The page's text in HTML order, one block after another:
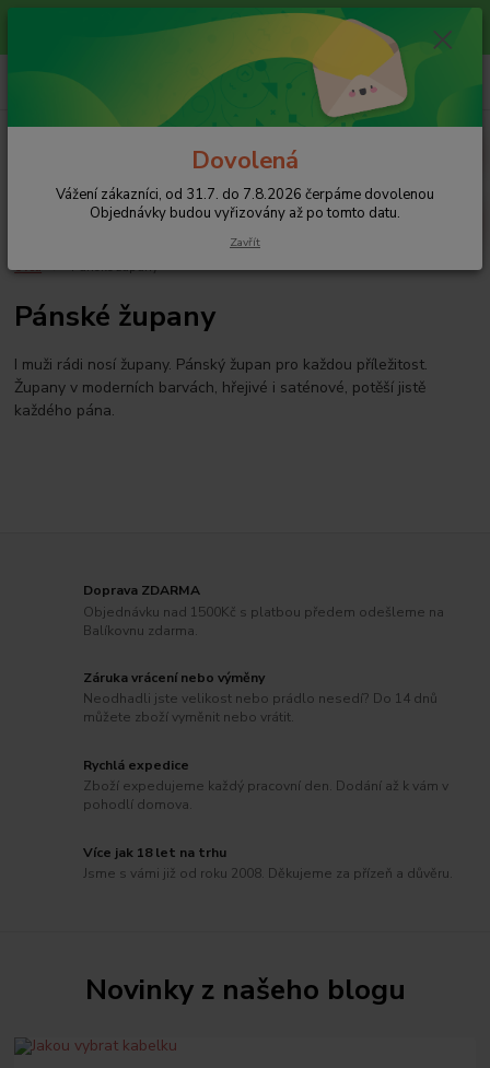
Vážení zákazníci, od 31.7. do 7.8.2026 čerpáme dovolenou
Objednávky budou vyřizovány až po tomto datu.
+420 608 754 282
pište email, pokud nezvedám tel.
Úvod Pánské župany
Pánské župany
I muži rádi nosí župany. Pánský župan pro každou příležitost.
Župany v moderních barvách, hřejivé i saténové, potěší jistě
každého pána.
Doprava ZDARMA
Objednávku nad 1500Kč s platbou předem odešleme na
Balíkovnu zdarma.
Záruka vrácení nebo výměny
Neodhadli jste velikost nebo prádlo nesedí? Do 14 dnů
můžete zboží vyměnit nebo vrátit.
Rychlá expedice
Zboží expedujeme každý pracovní den. Dodání až k vám v
pohodlí domova.
Více jak 18 let na trhu
Jsme s vámi již od roku 2008. Děkujeme za přízeň a důvěru.
Novinky z našeho blogu
Dovolená
Vážení zákazníci, od 31.7. do 7.8.2026 čerpáme dovolenou
Objednávky budou vyřizovány až po tomto datu.
Zavřít